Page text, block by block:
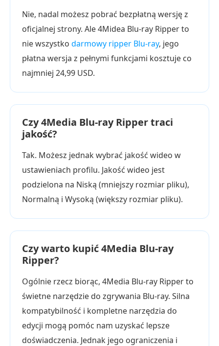
Nie, nadal możesz pobrać bezpłatną wersję z
oficjalnej strony. Ale 4Midea Blu-ray Ripper to
nie wszystko darmowy ripper Blu-ray, jego
płatna wersja z pełnymi funkcjami kosztuje co
najmniej 24,99 USD.
Czy 4Media Blu-ray Ripper traci
jakość?
Tak. Możesz jednak wybrać jakość wideo w
ustawieniach profilu. Jakość wideo jest
podzielona na Niską (mniejszy rozmiar pliku),
Normalną i Wysoką (większy rozmiar pliku).
Czy warto kupić 4Media Blu-ray
Ripper?
Ogólnie rzecz biorąc, 4Media Blu-ray Ripper to
świetne narzędzie do zgrywania Blu-ray. Silna
kompatybilność i kompletne narzędzia do
edycji mogą pomóc nam uzyskać lepsze
doświadczenia. Jednak jego ograniczenia i